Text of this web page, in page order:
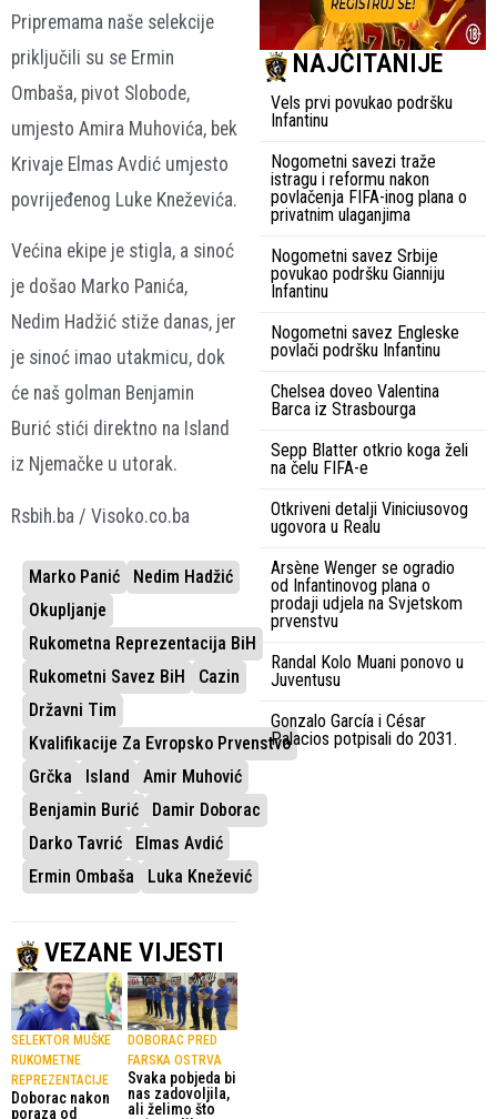
Pripremama naše selekcije
priključili su se Ermin
Ombaša, pivot Slobode,
umjesto Amira Muhovića, bek
Krivaje Elmas Avdić umjesto
povrijeđenog Luke Kneževića.
Većina ekipe je stigla, a sinoć
je došao Marko Panića,
Nedim Hadžić stiže danas, jer
je sinoć imao utakmicu, dok
će naš golman Benjamin
Burić stići direktno na Island
iz Njemačke u utorak.
Rsbih.ba / Visoko.co.ba
Marko Panić
Nedim Hadžić
Okupljanje
Rukometna Reprezentacija BiH
Rukometni Savez BiH
Cazin
Državni Tim
Kvalifikacije Za Evropsko Prvenstvo
Grčka
Island
Amir Muhović
Benjamin Burić
Damir Doborac
Darko Tavrić
Elmas Avdić
Ermin Ombaša
Luka Knežević
VEZANE VIJESTI
SELEKTOR MUŠKE
RUKOMETNE
REPREZENTACIJE
Doborac nakon
poraza od
DOBORAC PRED
FARSKA OSTRVA
Svaka pobjeda bi
nas zadovoljila,
ali želimo što
NAJČITANIJE
Vels prvi povukao podršku
Infantinu
Nogometni savezi traže
istragu i reformu nakon
povlačenja FIFA-inog plana o
privatnim ulaganjima
Nogometni savez Srbije
povukao podršku Gianniju
Infantinu
Nogometni savez Engleske
povlači podršku Infantinu
Chelsea doveo Valentina
Barca iz Strasbourga
Sepp Blatter otkrio koga želi
na čelu FIFA-e
Otkriveni detalji Viniciusovog
ugovora u Realu
Arsène Wenger se ogradio
od Infantinovog plana o
prodaji udjela na Svjetskom
prvenstvu
Randal Kolo Muani ponovo u
Juventusu
Gonzalo García i César
Palacios potpisali do 2031.